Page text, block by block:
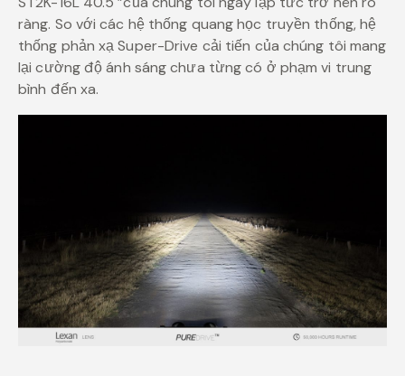
ràng. So với các hệ thống quang học truyền thống, hệ
thống phản xạ Super-Drive cải tiến của chúng tôi mang
lại cường độ ánh sáng chưa từng có ở phạm vi trung
bình đến xa.